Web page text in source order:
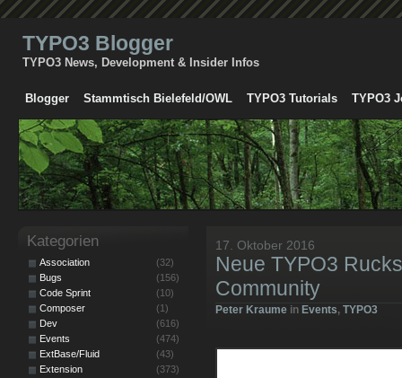
TYPO3 Blogger
TYPO3 News, Development & Insider Infos
Blogger Stammtisch Bielefeld/OWL TYPO3 Tutorials TYPO3
17. Oktober 2016
Neue TYPO3
Community
Peter Kraume in Events, TYPO3
Kategorien
Association
(32)
Bugs
(156)
Code Sprint
(10)
Composer
(1)
Dev
(616)
Events
(474)
ExtBase/Fluid
(43)
Extension
(373)